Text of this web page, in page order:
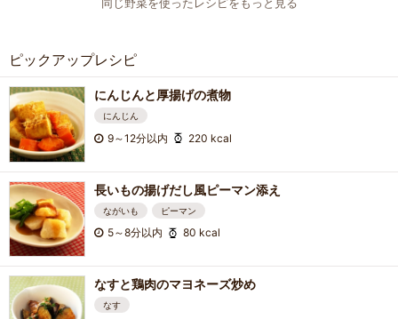
ピックアップレシピ
にんじんと厚揚げの煮物
にんじん
9～12分以内 220 kcal
長いもの揚げだし風ピーマン添え
ながいも ピーマン
5～8分以内 80 kcal
なすと鶏肉のマヨネーズ炒め
なす